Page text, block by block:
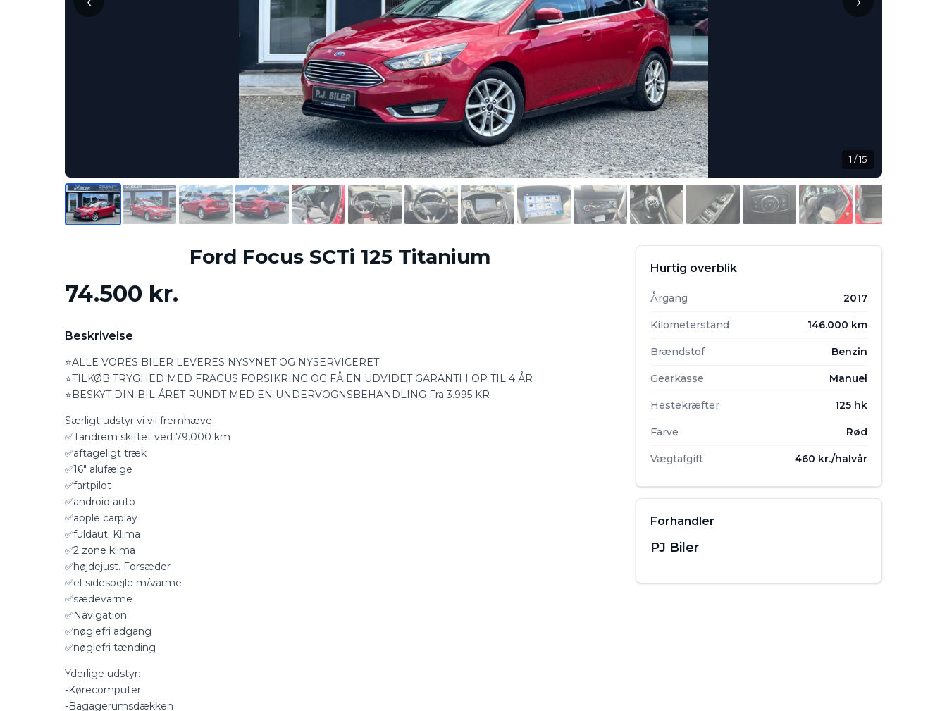
1 / 15
Ford Focus SCTi 125 Titanium
74.500 kr.
Beskrivelse
⭐ALLE VORES BILER LEVERES NYSYNET OG NYSERVICERET
⭐TILKØB TRYGHED MED FRAGUS FORSIKRING OG FÅ EN UDVIDET GARANTI I OP TIL 4 ÅR
⭐BESKYT DIN BIL ÅRET RUNDT MED EN UNDERVOGNSBEHANDLING Fra 3.995 KR
Særligt udstyr vi vil fremhæve:
✅Tandrem skiftet ved 79.000 km
✅aftageligt træk
✅16″ alufælge
✅fartpilot
✅android auto
✅apple carplay
✅fuldaut. Klima
✅2 zone klima
✅højdejust. Forsæder
✅el-sidespejle m/varme
✅sædevarme
✅Navigation
✅nøglefri adgang
✅nøglefri tænding
Yderlige udstyr:
-Kørecomputer
-Bagagerumsdækken
Hurtig overblik
Årgang 2017
Kilometerstand 146.000 km
Brændstof Benzin
Gearkasse Manuel
Hestekræfter 125 hk
Farve Rød
Vægtafgift 460 kr./halvår
Forhandler
PJ Biler